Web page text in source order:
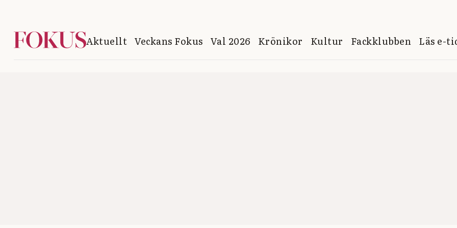
Aktuellt Veckans Fokus Val 2026 Krönikor Kultur Fackklubben Läs e-